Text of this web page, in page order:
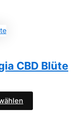
CBD Blüte